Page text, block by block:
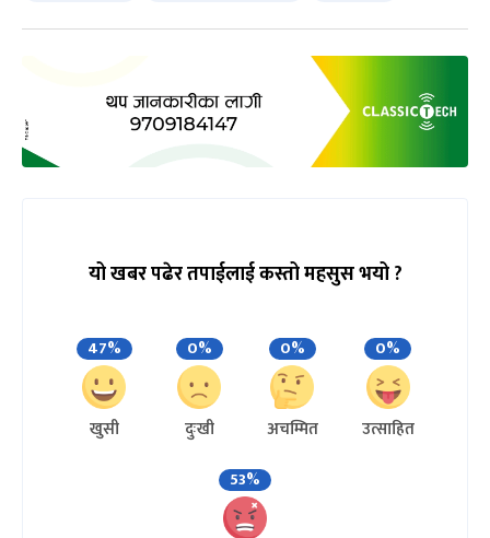
यो खबर पढेर तपाईलाई कस्तो महसुस भयो ?
47%
खुसी
0%
दुःखी
0%
अचम्मित
0%
उत्साहित
53%